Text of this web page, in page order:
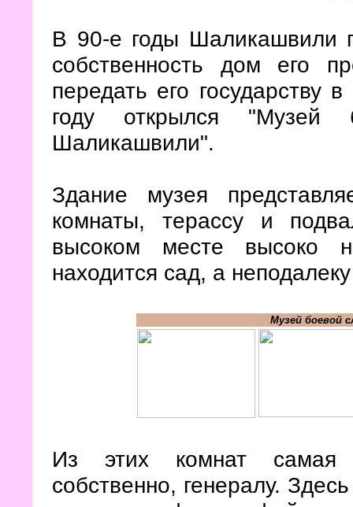
В 90-е годы Шаликашвили
собственность дом его
передать его государству
году открылся
Шаликашвили".
Здание музея
комнаты, терассу и
высоком месте высоко
находится сад, а
Музей боевой
Из этих комнат самая
собственно, генералу.